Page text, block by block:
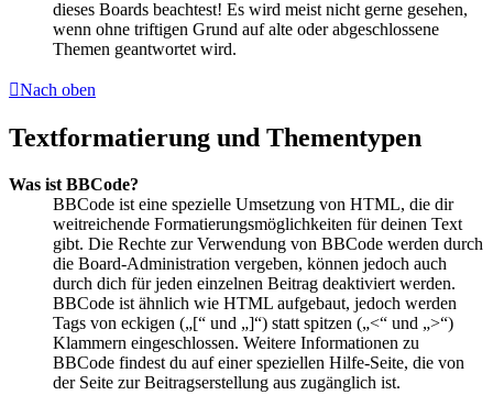
dieses Boards beachtest! Es wird meist nicht gerne gesehen,
wenn ohne triftigen Grund auf alte oder abgeschlossene
Themen geantwortet wird.
Nach oben
Textformatierung und Thementypen
Was ist BBCode?
BBCode ist eine spezielle Umsetzung von HTML, die dir
weitreichende Formatierungsmöglichkeiten für deinen Text
gibt. Die Rechte zur Verwendung von BBCode werden durch
die Board-Administration vergeben, können jedoch auch
durch dich für jeden einzelnen Beitrag deaktiviert werden.
BBCode ist ähnlich wie HTML aufgebaut, jedoch werden
Tags von eckigen („[“ und „]“) statt spitzen („<“ und „>“)
Klammern eingeschlossen. Weitere Informationen zu
BBCode findest du auf einer speziellen Hilfe-Seite, die von
der Seite zur Beitragserstellung aus zugänglich ist.